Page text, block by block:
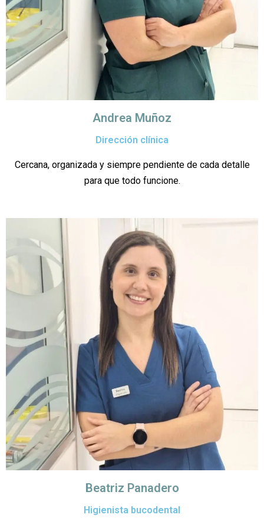
Andrea Muñoz
Dirección clínica
Cercana, organizada y siempre pendiente de cada detalle
para que todo funcione.
Beatriz Panadero
Higienista bucodental